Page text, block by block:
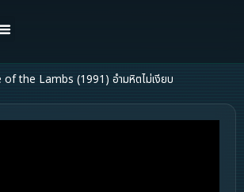
of the Lambs (1991) อำมหิตไม่เงียบ